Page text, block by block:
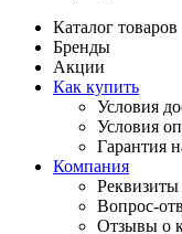
Каталог товаров
Бренды
Акции
Как купить
Условия
Условия
Гарантия
Компания
Реквизиты
Вопрос-
Отзывы о